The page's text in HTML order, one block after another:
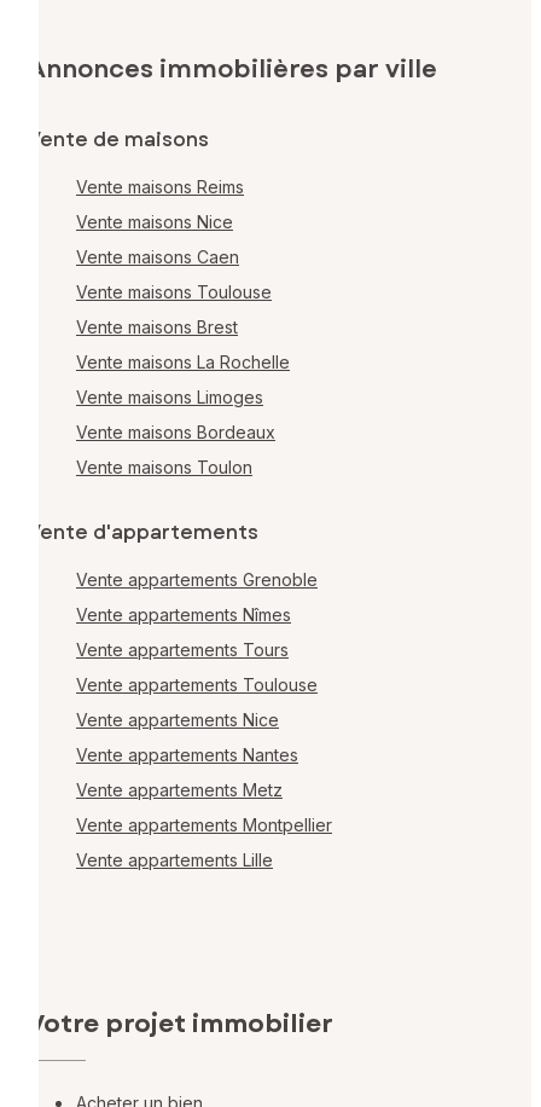
Annonces immobilières par ville
Vente de maisons
Vente maisons Reims
Vente maisons Nice
Vente maisons Caen
Vente maisons Toulouse
Vente maisons Brest
Vente maisons La Rochelle
Vente maisons Limoges
Vente maisons Bordeaux
Vente maisons Toulon
Vente d'appartements
Vente appartements Grenoble
Vente appartements Nîmes
Vente appartements Tours
Vente appartements Toulouse
Vente appartements Nice
Vente appartements Nantes
Vente appartements Metz
Vente appartements Montpellier
Vente appartements Lille
Votre projet immobilier
Acheter un bien